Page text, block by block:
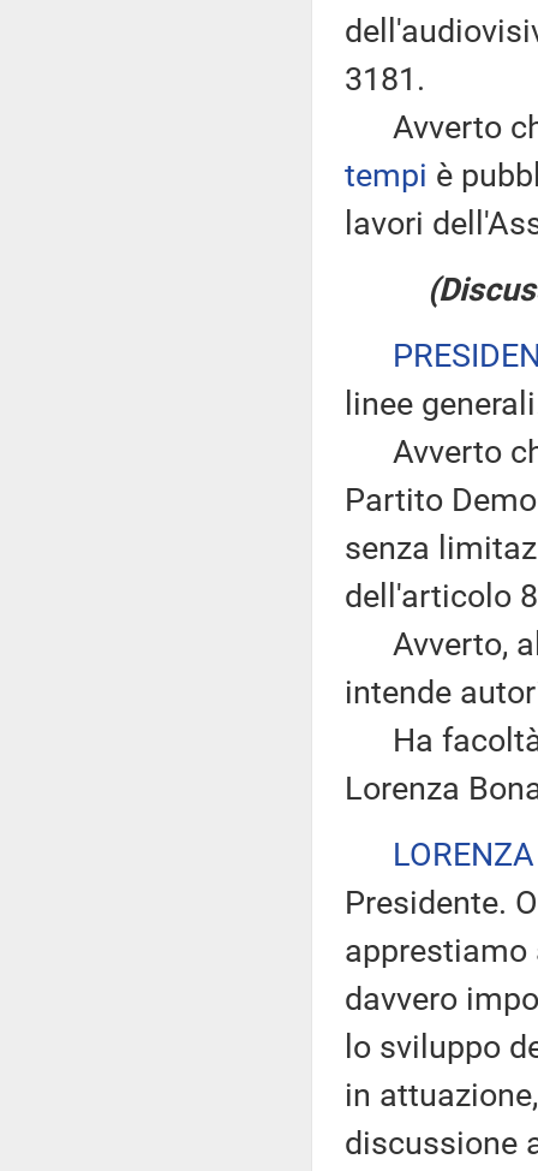
3181.
Avverto
tempi è
lavori
linee
Avverto
Partito
senza
dell'articolo
Avverto,
intende
Ha facoltà
Lorenza
Presidente.
apprestiamo
davvero
lo sviluppo
in
discussione